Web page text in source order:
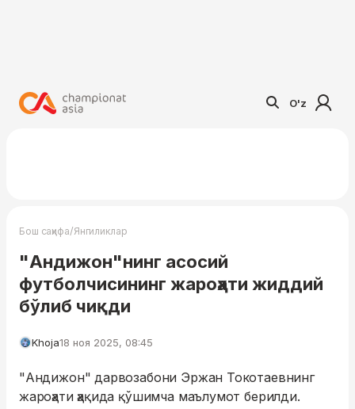
O'z
Бош саҳифа/Янгиликлар
"Андижон"нинг асосий
футболчисининг жароҳати жиддий
бўлиб чиқди
Khoja18 ноя 2025, 08:45
"Андижон" дарвозабони Эржан Токотаевнинг
жароҳати ҳақида қўшимча маълумот берилди.